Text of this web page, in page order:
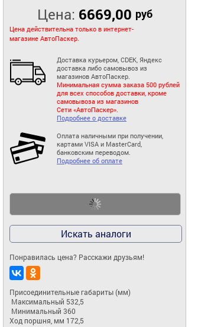
Цена: 6669,00 руб
Цена действительна только в интернет-
магазине АвтоПаскер.
Доставка курьером, CDEK, Яндекс
доставка либо самовывоз из
магазинов АвтоПаскер.
Минимальная сумма заказа 500 рублей
для всех способов доставки, кроме
самовывоза из магазинов
Сети «АвтоПаскер».
Подробнее о доставке
Оплата наличными при получении,
картами VISA и MasterCard,
банковским переводом.
Подробнее об оплате
Искать аналоги
Понравилась цена? Расскажи друзьям!
Присоединительные габариты (мм)
Ход поршня, мм 172,5